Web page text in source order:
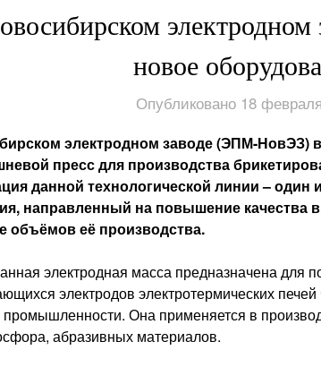
электродном
новое
Опубликовано 18
электродном заводе (ЭПМ-НовЭЗ)
пресс для производства
данной технологической линии – один
направленный на повышение качества
объёмов её производства.
электродная масса предназначена для
электродов электротермических
промышленности. Она применяется в
абразивных материалов.